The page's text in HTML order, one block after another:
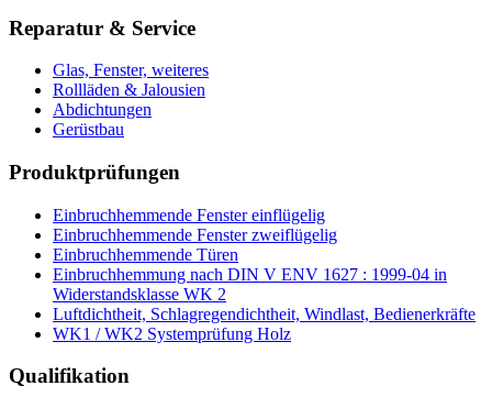
Reparatur & Service
Glas, Fenster, weiteres
Rollläden & Jalousien
Abdichtungen
Gerüstbau
Produktprüfungen
Einbruchhemmende Fenster einflügelig
Einbruchhemmende Fenster zweiflügelig
Einbruchhemmende Türen
Einbruchhemmung nach DIN V ENV 1627 : 1999-04 in
Widerstandsklasse WK 2
Luftdichtheit, Schlagregendichtheit, Windlast, Bedienerkräfte
WK1 / WK2 Systemprüfung Holz
Qualifikation